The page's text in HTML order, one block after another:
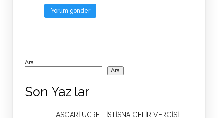
Ara
Ara
Son Yazılar
ASGARİ ÜCRET İSTİSNA GELİR VERGİSİ